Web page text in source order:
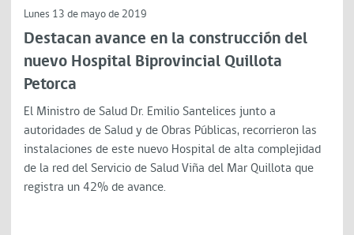
Lunes 13 de mayo de 2019
Destacan avance en la construcción del
nuevo Hospital Biprovincial Quillota
Petorca
El Ministro de Salud Dr. Emilio Santelices junto a
autoridades de Salud y de Obras Públicas, recorrieron las
instalaciones de este nuevo Hospital de alta complejidad
de la red del Servicio de Salud Viña del Mar Quillota que
registra un 42% de avance.